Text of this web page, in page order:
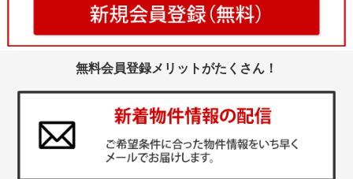
無料会員登録メリットがたくさん！